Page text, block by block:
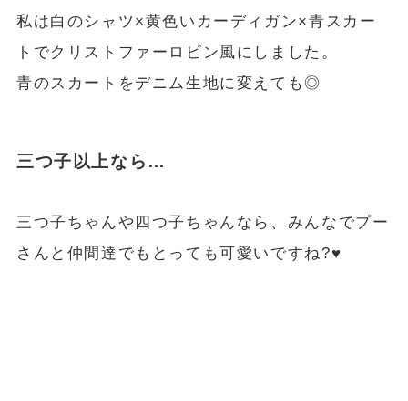
私は白のシャツ×黄色いカーディガン×青スカー
トでクリストファーロビン風にしました。
青のスカートをデニム生地に変えても◎
三つ子以上なら…
三つ子ちゃんや四つ子ちゃんなら、みんなでプー
さんと仲間達でもとっても可愛いですね?♥